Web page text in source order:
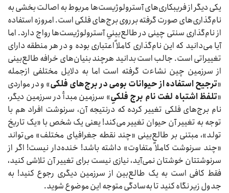
یکی دیگر از فریبکاری‌های آسترولوژیست‌ها مربوط به اصالت بخشی به
نام‌گذاری‌های صورت گرفته بر روی برج‌های فلکی است. امروزه استفاده
از نام‌گذاری سنتی چینی در طالع‌بینیِ آسترولوژیست‌ها رواج دارد. اما
آیا می‌دانید که این نام‌گذاری کاملاً اعتباری بوده و در هر منطقه دارای
تغییراتی است. جالب است بدانید هرچند بنیان‌های خرافه طالع‌بینی
از سرزمین چین نشاءت گرفته است اما به دلایل مختلفی ازجمله
«ترجیح استفاده از حیوانات بومی در برج‌های فلکی» و در مواردی
«تلفظ اشتباه لغت نام برج فلکیِ» سرزمین مبدأ در سرزمین دیگر،
نام برج‌های فلکی تغییر کرده که درنتیجه آن، سرنوشت افراد هم با
توجه به تغییر آن حیوان تغییر می‌کند! یعنی یک شخص با «یک تاریخ
تولد»، مبتنی بر طالع‌بینی «چند نقطه جغرافیای مختلف» می‌تواند
«چند سرنوشت کاملاً متفاوت» داشته باشد! خنده‌دار نیست! اگر از
سرنوشتتان خوشتان نمی‌آید، نیازی نیست برای تغییر آن تلاشی کنید،
فقط کافی است به یک طالع‌بین از سرزمین دیگری رجوع کنید! به
جدول زیر نگاه کنید تا به‌سادگی متوجه این موضوع شوید.